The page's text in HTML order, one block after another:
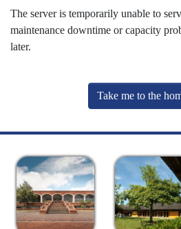
The server is temporarily unable to
maintenance downtime or capacity
later.
Take me to the